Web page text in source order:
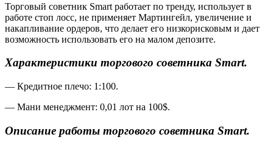
Торговый советник Smart работает по тренду, использует в
работе стоп лосс, не применяет Мартингейл, увеличение и
накапливание ордеров, что делает его низкорисковым и дает
возможность использовать его на малом депозите.
Характеристики торгового советника Smart.
— Кредитное плечо: 1:100.
— Мани менеджмент: 0,01 лот на 100$.
Описание работы торгового советника Smart.